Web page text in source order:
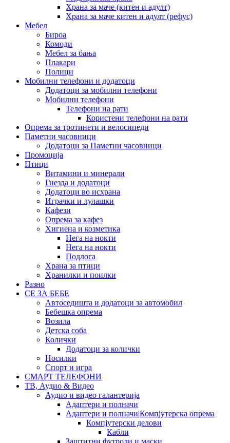
Храна за маче (китен и адулт)
Храна за маче китен и адулт (рефус)
Мебел
Бироа
Комоди
Мебел за бања
Плакари
Полици
Мобилни телефони и додатоци
Додатоци за мобилни телефони
Мобилни телефони
Телефони на рати
Користени телефони на рати
Опрема за тротинети и велосипеди
Паметни часовници
Додатоци за Паметни часовници
Промоција
Птици
Витамини и минерали
Гнезда и додатоци
Додатоци во исхрана
Играчки и лулашки
Кафези
Опрема за кафез
Хигиена и козметика
Нега на нокти
Нега на нокти
Подлога
Храна за птици
Хранилки и поилки
Разно
СЕ ЗА БЕБЕ
Автоседишта и додатоци за автомобил
Бебешка опрема
Возила
Детска соба
Колички
Додатоци за колички
Носилки
Спорт и игра
СМАРТ ТЕЛЕФОНИ
ТВ, Аудио & Видео
Аудио и видео галантерија
Адаптери и полначи
Адаптери и полначи|Компјутерска опрема
Компјутерски делови
Кабли
Заштитни футроли и маски